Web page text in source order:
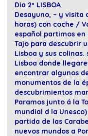
Dia 2º LISBOA
Desayuno, – y visita
horas) con coche /
español partimos
Tajo para descubrir
Lisboa y sus
Lisboa donde
encontrar algunos
monumentos de la
descubrimientos
Paramos junto á la
mundial d la
partida de las
nuevos mundos a